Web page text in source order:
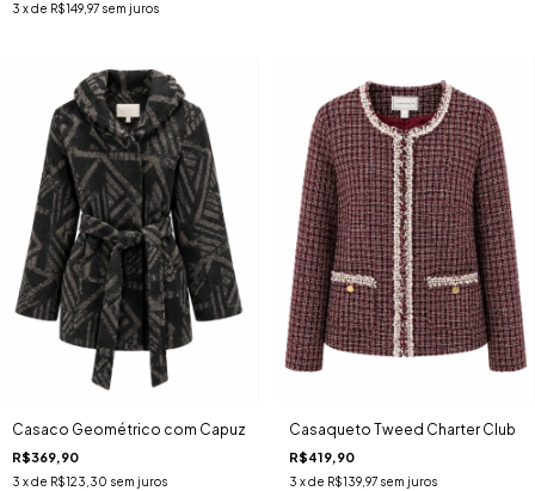
3 x de R$149,97 sem juros
Casaco Geométrico com Capuz
R$369,90
3 x de R$123,30 sem juros
Casaqueto Tweed Charter Club
R$419,90
3 x de R$139,97 sem juros